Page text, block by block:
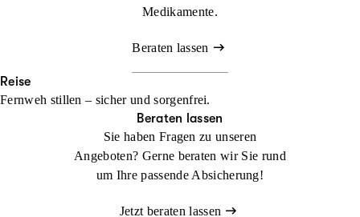
Medikamente.
Beraten lassen
Reise
Fernweh stillen – sicher und sorgenfrei.
Beraten lassen
Sie haben Fragen zu unseren
Angeboten? Gerne beraten wir Sie rund
um Ihre passende Absicherung!
Jetzt beraten lassen